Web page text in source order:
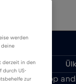
Uyumluluk
MOBILE App
werden
deine
derzeit in den
durch US-
zur